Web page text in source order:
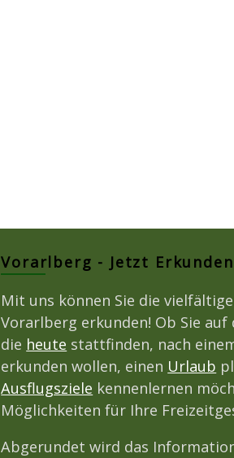
Vorarlberg - Jetzt
Mit uns können Sie die
Vorarlberg erkunden! Ob Sie
die heute stattfinden, nach
erkunden wollen, einen Urlaub
Ausflugsziele kennenlernen
Möglichkeiten für Ihre
Abgerundet wird das